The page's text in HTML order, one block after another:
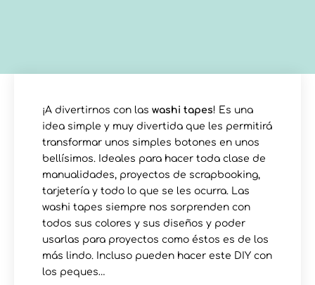
¡A divertirnos con las washi tapes! Es una
idea simple y muy divertida que les permitirá
transformar unos simples botones en unos
bellísimos. Ideales para hacer toda clase de
manualidades, proyectos de scrapbooking,
tarjetería y todo lo que se les ocurra. Las
washi tapes siempre nos sorprenden con
todos sus colores y sus diseños y poder
usarlas para proyectos como éstos es de los
más lindo. Incluso pueden hacer este DIY con
los peques…